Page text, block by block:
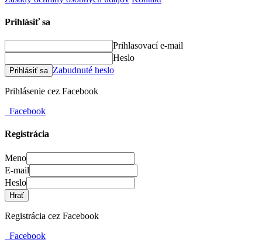
Prihlásiť sa
Prihlasovací e-mail
Heslo
Prihlásiť sa Zabudnuté heslo
Prihlásenie cez Facebook
Facebook
Registrácia
Meno
E-mail
Heslo
Hrať
Registrácia cez Facebook
Facebook